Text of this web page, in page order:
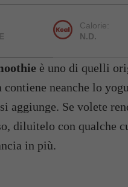
Calorie:
N.D.
è uno di quelli
contiene neanche lo
aggiunge. Se volete
diluitelo con qualche
in più.